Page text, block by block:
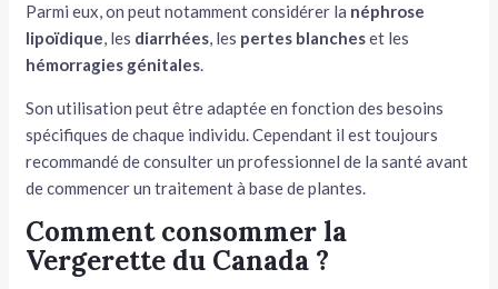
Parmi eux, on peut notamment considérer la néphrose
lipoïdique, les diarrhées, les pertes blancheset les
hémorragies génitales.
Son utilisation peut être adaptée en fonction des besoins
spécifiques de chaque individu. Cependant il est toujours
recommandé de consulter un professionnel de la santé avant
de commencer un traitement à base de plantes.
Comment consommer la
Vergerette du Canada ?